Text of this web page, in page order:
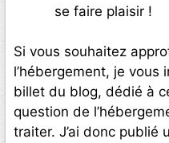
se faire plaisir !
Si vous souhaitez
l’hébergement, je vous
billet du blog, dédié à
question de
traiter. J’ai donc publié